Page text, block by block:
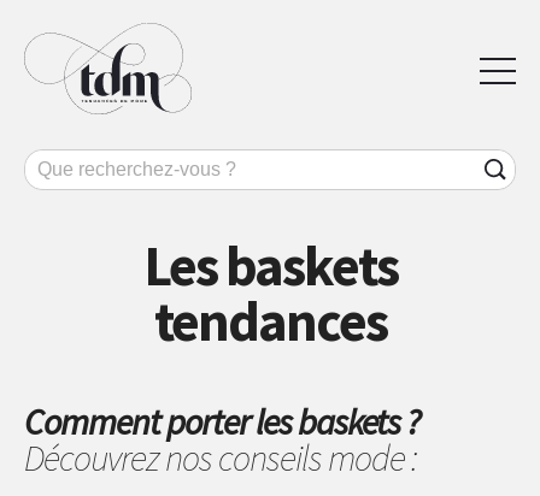
Les baskets
tendances
Comment porter les baskets ?
Découvrez nos conseils mode :